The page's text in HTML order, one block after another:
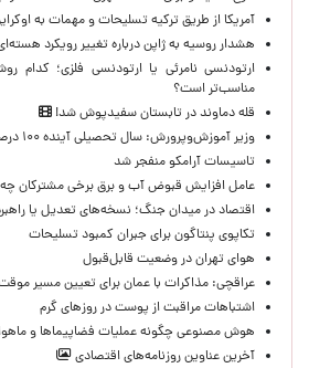
آمریکا از طریق ترکیه تسلیحات و مهمات به
هشدار روسیه به ژاپن درباره تغییر رویکرد
ارتودنسی نامرئی یا ارتودنسی فلزی؛ کدام
مناسب‌تر است؟
قله دماوند در تابستان سفیدپوش شد!
وزیر آموزش‌وپرورش: سال تحصیلی آینده ۱۰۰ درصد حضوری آغاز می‌شود
تاسیسات آرامکو منفجر شد
عامل افزایش قبوض آب و برق برخی مشترکان چه
اقتصاد در میدان جنگ؛ نسخه‌های تعدیل یا
تکاپوی پنتاگون برای جبران کمبود تسلیحات
هوای تهران در وضعیت قابل‌قبول
عراقچی: مذاکرات با عمان برای تعیین مسیر
اشتباهات مراقبت از پوست در روزهای گرم
هوش مصنوعی چگونه عملیات فضاپیماها و
آخرین عناوین روزنامه‌های اقتصادی